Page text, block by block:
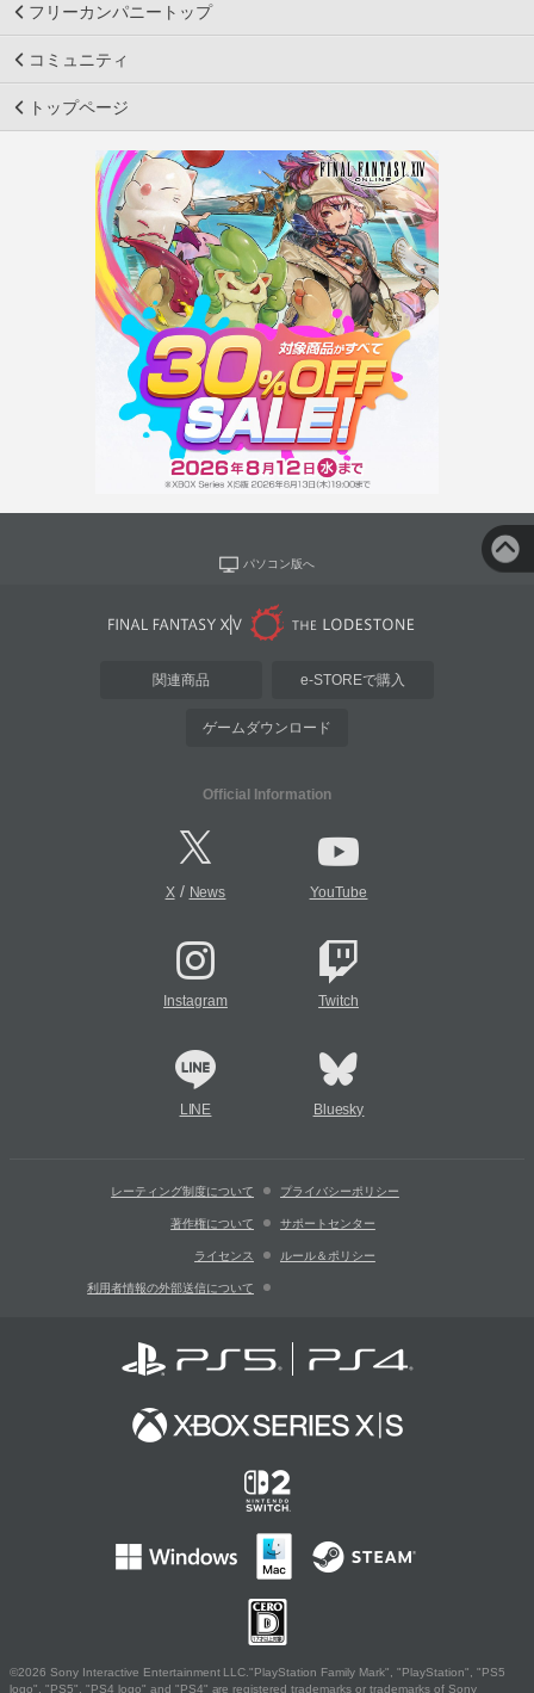
フリーカンパニートップ
コミュニティ
トップページ
パソコン版へ
関連商品 e-STOREで購入
ゲームダウンロード
Official Information
X/ News YouTube
Instagram Twitch
LINE Bluesky
レーティング制度について プライバシーポリシー
著作権について サポートセンター
ライセンス ルール＆ポリシー
利用者情報の外部送信について
©2026 Sony Interactive Entertainment LLC."PlayStation Family Mark", "PlayStation", "PS5
logo", "PS5", "PS4 logo" and "PS4" are registered trademarks or trademarks of Sony